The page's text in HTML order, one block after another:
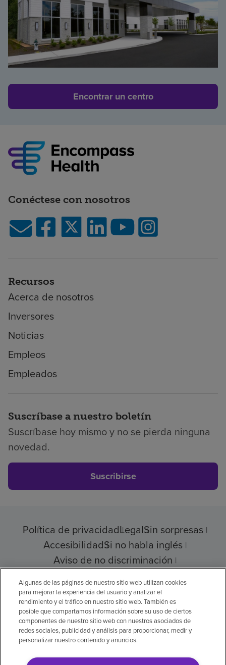
Encontrar un centro
Conéctese con nosotros
Recursos
Acerca de nosotros
Inversores
Noticias
Empleos
Empleados
Suscríbase a nuestro boletín
Suscríbase hoy mismo y no se pierda ninguna
novedad.
Suscribirse
Política de privacidadLegalSin sorpresas
AccesibilidadSi no habla inglés
Aviso de no discriminación
© 2026 Encompass Health Corporation
Preferencias de cookies
Algunas de las páginas de nuestro sitio web utilizan cookies
para mejorar la experiencia del usuario y analizar el
rendimiento y el tráfico en nuestro sitio web. También es
posible que compartamos información sobre su uso de ciertos
componentes de nuestro sitio web con nuestros asociados de
redes sociales, publicidad y análisis para proporcionar, medir y
personalizar nuestro contenido y anuncios.